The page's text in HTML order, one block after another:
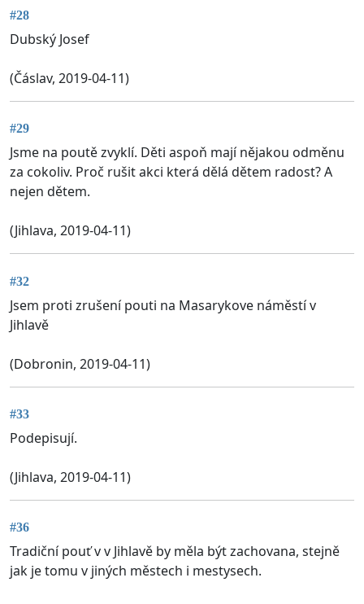
#28
Dubský Josef
(Čáslav, 2019-04-11)
#29
Jsme na poutě zvyklí. Děti aspoň mají nějakou odměnu
za cokoliv. Proč rušit akci která dělá dětem radost? A
nejen dětem.
(Jihlava, 2019-04-11)
#32
Jsem proti zrušení pouti na Masarykove náměstí v
Jihlavě
(Dobronin, 2019-04-11)
#33
Podepisují.
(Jihlava, 2019-04-11)
#36
Tradiční pouť v v Jihlavě by měla být zachovana, stejně
jak je tomu v jiných městech i mestysech.